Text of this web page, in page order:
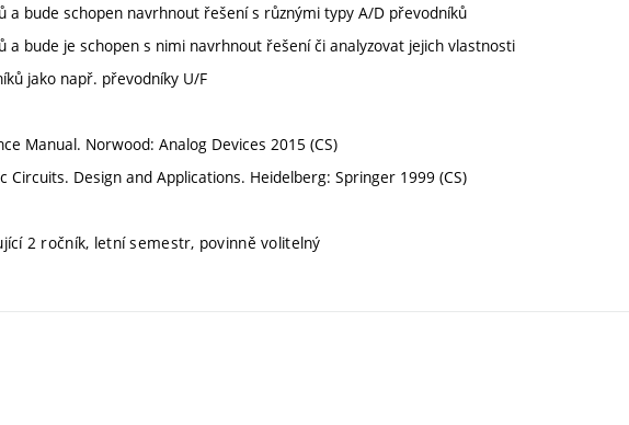
bude schopen navrhnout řešení s různými typy A/D převodníků
bude je schopen s nimi navrhnout řešení či analyzovat jejich vlastnosti
jako např. převodníky U/F
Manual. Norwood: Analog Devices 2015 (CS)
Circuits. Design and Applications. Heidelberg: Springer 1999 (CS)
2 ročník, letní semestr, povinně volitelný